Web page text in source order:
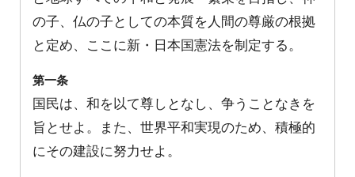
の子、仏の子としての本質を人間の尊厳の根拠
と定め、ここに新・日本国憲法を制定する。
第一条
国民は、和を以て尊しとなし、争うことなきを
旨とせよ。また、世界平和実現のため、積極的
にその建設に努力せよ。